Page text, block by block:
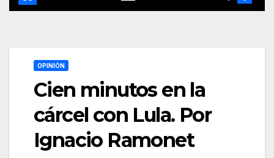
OPINIÓN
Cien minutos en la
cárcel con Lula. Por
Ignacio Ramonet